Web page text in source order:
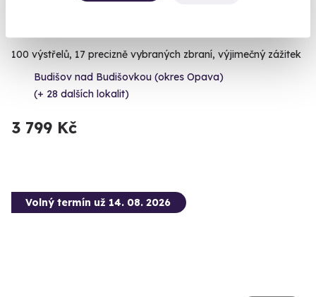
100 výstřelů, 17 precizně vybraných zbraní, výjimečný zážitek
Budišov nad Budišovkou (okres Opava)
(+ 28 dalších lokalit)
3 799 Kč
Volný termín už 14. 08. 2026